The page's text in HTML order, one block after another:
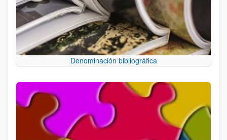
Denominación bibliográfica